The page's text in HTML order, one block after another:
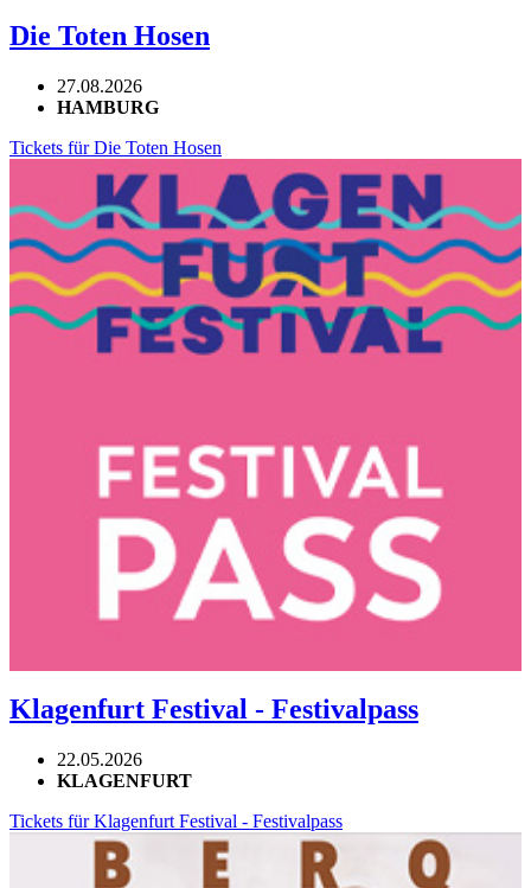
Die Toten Hosen
27.08.2026
HAMBURG
Tickets für Die Toten Hosen
Klagenfurt Festival - Festivalpass
22.05.2026
KLAGENFURT
Tickets für Klagenfurt Festival - Festivalpass